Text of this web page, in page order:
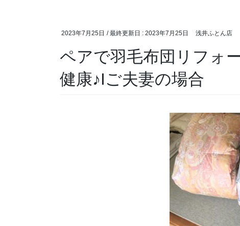
2023年7月25日 / 最終更新日 : 2023年7月25日 浅井ふとん店
ペアで羽毛布団リフォ
健康♪Iご夫妻の場合